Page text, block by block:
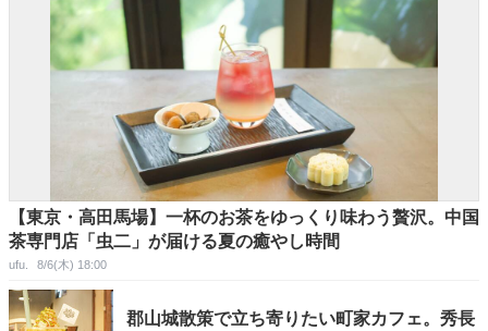
【東京・高田馬場】一杯のお茶をゆっくり味わう贅沢。中国
茶専門店「虫二」が届ける夏の癒やし時間
ufu. 8/6(木) 18:00
郡山城散策で立ち寄りたい町家カフェ。秀長